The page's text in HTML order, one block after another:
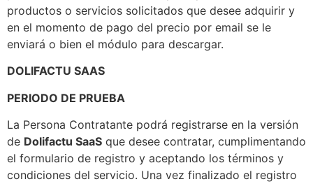
productos o servicios solicitados que desee adquirir y
en el momento de pago del precio por email se le
enviará o bien el módulo para descargar.
DOLIFACTU SAAS
PERIODO DE PRUEBA
La Persona Contratante podrá registrarse en la versión
de Dolifactu SaaS que desee contratar, cumplimentando
el formulario de registro y aceptando los términos y
condiciones del servicio. Una vez finalizado el registro